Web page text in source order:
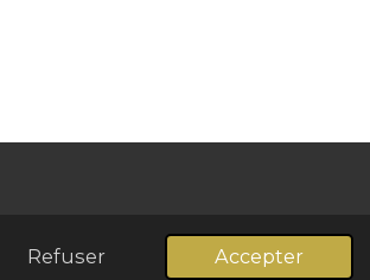
Refuser Accepter